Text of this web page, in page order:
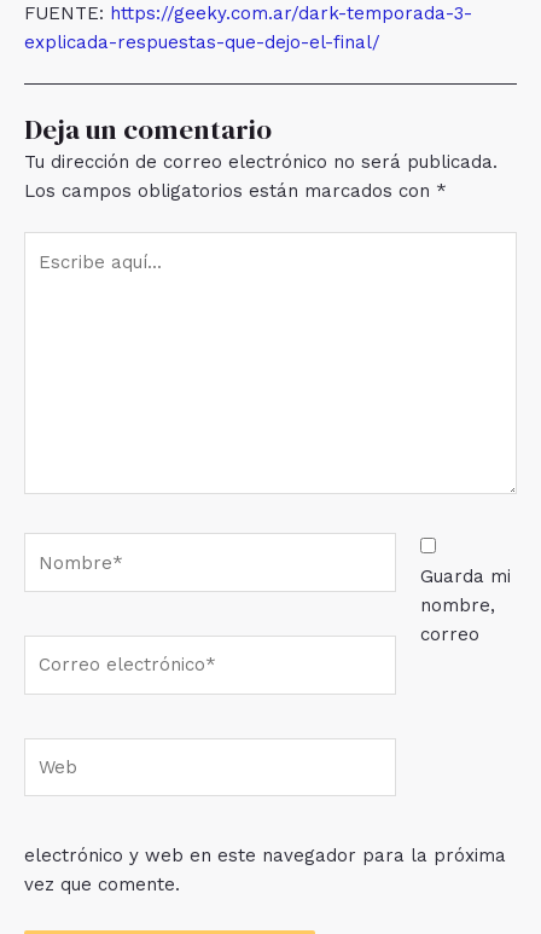
FUENTE: https://geeky.com.ar/dark-temporada-3-
explicada-respuestas-que-dejo-el-final/
Deja un comentario
Tu dirección de correo electrónico no será publicada.
Los campos obligatorios están marcados con *
aquí...
electrónico*
Guarda mi
nombre,
correo
electrónico y web en este navegador para la próxima
vez que comente.